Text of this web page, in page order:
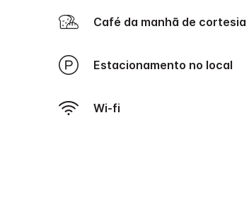
Café da manhã de cortesia
Estacionamento no local
Wi-fi